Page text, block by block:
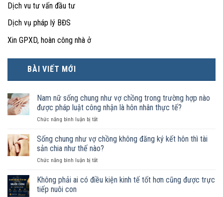
Dịch vu tư vấn đầu tư
Dịch vụ pháp lý BĐS
Xin GPXD, hoàn công nhà ở
BÀI VIẾT MỚI
Nam nữ sống chung như vợ chồng trong trường hợp nào
được pháp luật công nhận là hôn nhân thực tế?
Chức năng bình luận bị tắtở
nữ
sống
chung
như
chồng
Sống chung như vợ chồng không đăng ký kết hôn thì tài
sản chia như thế nào?
Chức năng bình luận bị tắtở
chung
Không phải ai có điều kiện kinh tế tốt hơn cũng được trực
tiếp nuôi con